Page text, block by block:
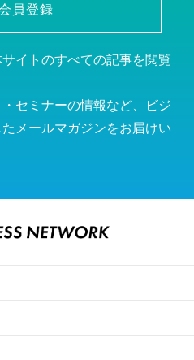
員登録
イトのすべての記事を閲覧
セミナーの情報など、ビジ
メールマガジンをお届けい